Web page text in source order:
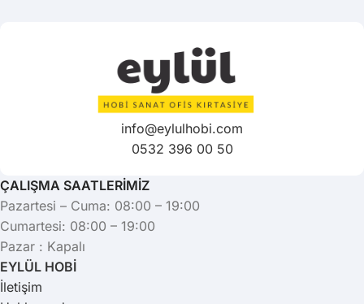
info@eylulhobi.com
0532 396 00 50
ÇALIŞMA SAATLERİMİZ
Pazartesi – Cuma: 08:00 – 19:00
Cumartesi: 08:00 – 19:00
Pazar : Kapalı
EYLÜL HOBİ
İletişim